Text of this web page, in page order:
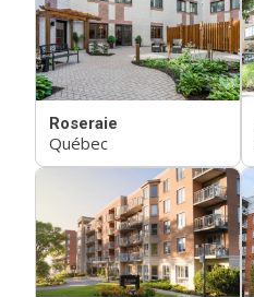
Roseraie
Québec